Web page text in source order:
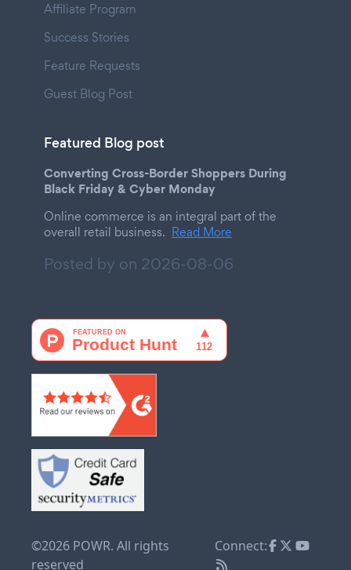
Affiliate Program
Success Stories
Feature Requests
Guest Blog Post
Featured Blog post
Converting Cross-Border Shoppers During
Black Friday & Cyber Monday
Online commerce is an integral part of the
overall retail business. Read More
Posted by on 2026-08-06
©2026 POWR. All rights
reserved
Connect: